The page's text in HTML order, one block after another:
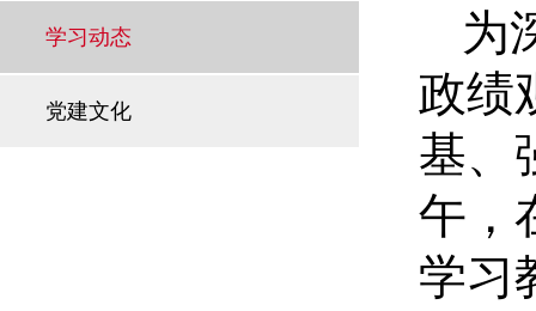
学习动态
党建文化
为
政绩
基、
午，
学习